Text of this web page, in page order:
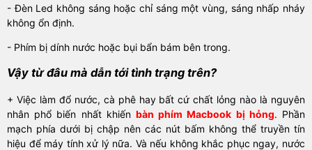
- Đèn Led không sáng hoặc chỉ sáng một vùng, sáng nhấp nháy
không ổn định.
- Phím bị dính nước hoặc bụi bẩn bám bên trong.
Vậy từ đâu mà dẫn tới tình trạng trên?
+ Việc làm đổ nước, cà phê hay bất cứ chất lỏng nào là nguyên
nhân phổ biến nhất khiến bàn phím Macbook bị hỏng. Phần
mạch phía dưới bị chập nên các nút bấm không thể truyền tín
hiệu để máy tính xử lý nữa. Và nếu không khắc phục ngay, nước